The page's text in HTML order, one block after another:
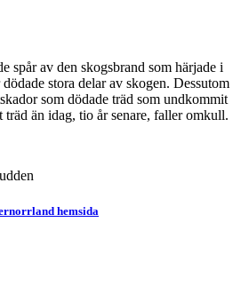
spår av den skogsbrand som härjade i
stora delar av skogen. Dessutom
som dödade träd som undkommit
än idag, tio år senare, faller omkull.
hemsida